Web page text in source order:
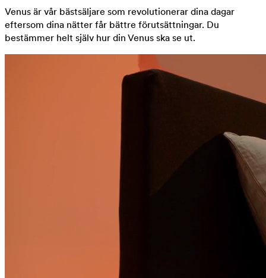
Venus är vår bästsäljare som revolutionerar dina dagar
eftersom dina nätter får bättre förutsättningar. Du
bestämmer helt själv hur din Venus ska se ut.